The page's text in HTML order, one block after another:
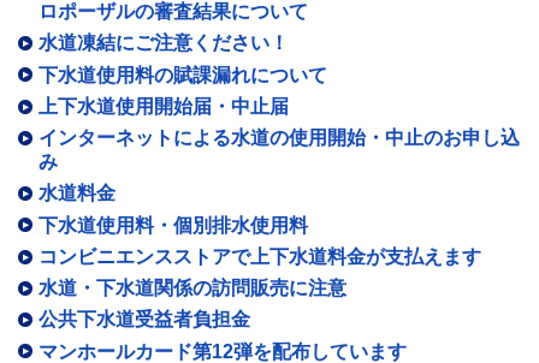
ロポーザルの審査結果について
水道凍結にご注意ください！
下水道使用料の賦課漏れについて
上下水道使用開始届・中止届
インターネットによる水道の使用開始・中止のお申し込
み
水道料金
下水道使用料・個別排水使用料
コンビニエンスストアで上下水道料金が支払えます
水道・下水道関係の訪問販売に注意
公共下水道受益者負担金
マンホールカード第12弾を配布しています